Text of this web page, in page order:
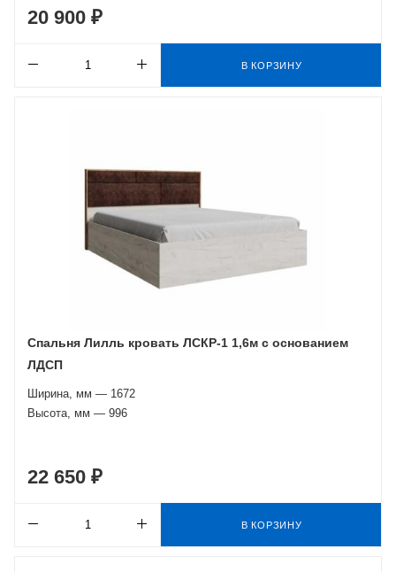
20 900 ₽
В КОРЗИНУ
Спальня Лилль кровать ЛСКР-1 1,6м с основанием
ЛДСП
Ширина, мм — 1672
Высота, мм — 996
22 650 ₽
В КОРЗИНУ